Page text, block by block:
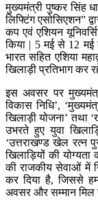
मुख्यमंत्री पुष्कर सिंह
लिफ्टिंग एसोसिएशन”
कप एवं एशियन
किया | 5 मई से 12 मई
भारत सहित एशिया
खिलाड़ी प्रतिभाग कर
इस अवसर पर
विकास निधि’,
खिलाड़ी योजना’ तथा
उभरते हुए युवा
‘उत्तराखण्ड खेल रत्न
खिलाड़ियों की
की राजकीय सेवाओं में
कर दिया है, जिससे
अवसर और सम्मान